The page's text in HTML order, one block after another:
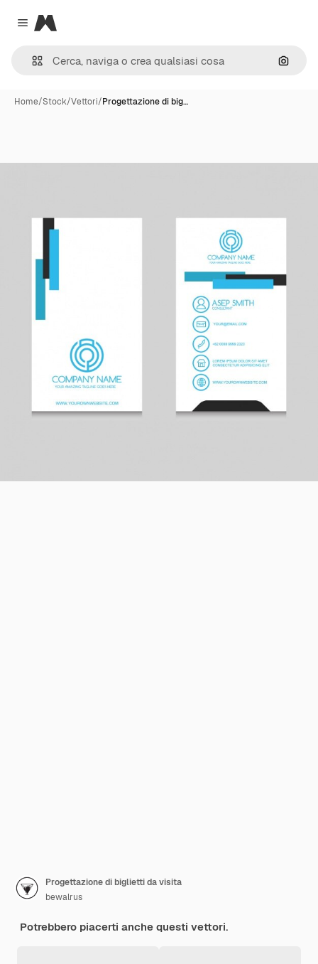
Close menu
Magnific
Cerca
Home/Stock/Vettori/Progettazione di big…
Progettazione di biglietti da visita
bewalrus
Potrebbero piacerti anche questi vettori.